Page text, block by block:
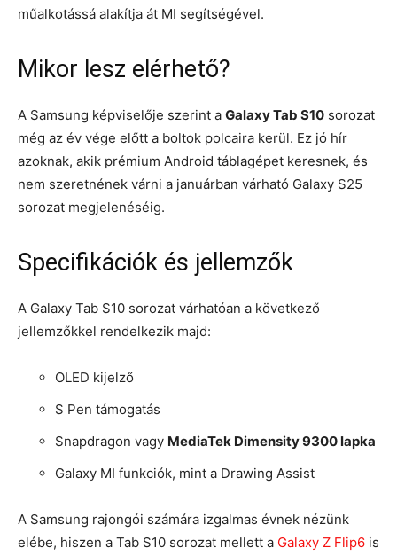
műalkotássá alakítja át MI segítségével.
Mikor lesz elérhető?
A Samsung képviselője szerint a Galaxy Tab S10 sorozat
még az év vége előtt a boltok polcaira kerül. Ez jó hír
azoknak, akik prémium Android táblagépet keresnek, és
nem szeretnének várni a januárban várható Galaxy S25
sorozat megjelenéséig.
Specifikációk és jellemzők
A Galaxy Tab S10 sorozat várhatóan a következő
jellemzőkkel rendelkezik majd:
OLED kijelző
S Pen támogatás
Snapdragon vagy MediaTek Dimensity 9300 lapka
Galaxy MI funkciók, mint a Drawing Assist
A Samsung rajongói számára izgalmas évnek nézünk
elébe, hiszen a Tab S10 sorozat mellett a Galaxy Z Flip6 is